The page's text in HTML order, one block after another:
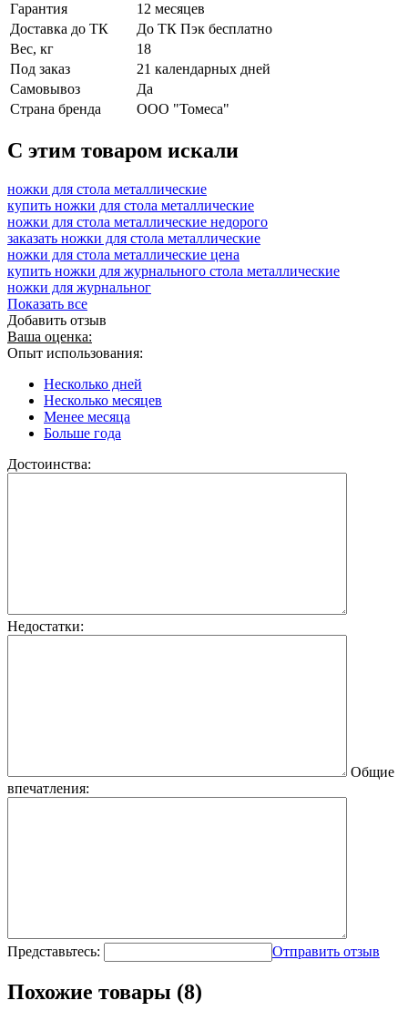
Гарантия
12 месяцев
Доставка до ТК
До ТК Пэк бесплатно
Вес, кг
18
Под заказ
21 календарных дней
Самовывоз
Да
Страна бренда
ООО "Томеса"
C этим товаром искали
ножки для стола металлические
купить ножки для стола металлические
ножки для стола металлические недорого
заказать ножки для стола металлические
ножки для стола металлические цена
купить ножки для журнального стола металлические
ножки для журнальног
Показать все
Добавить отзыв
Ваша оценка:
Опыт использования:
Несколько дней
Несколько месяцев
Менее месяца
Больше года
Достоинства:
Недостатки:
Общие
впечатления:
Представьтесь: Отправить отзыв
Похожие товары (8)